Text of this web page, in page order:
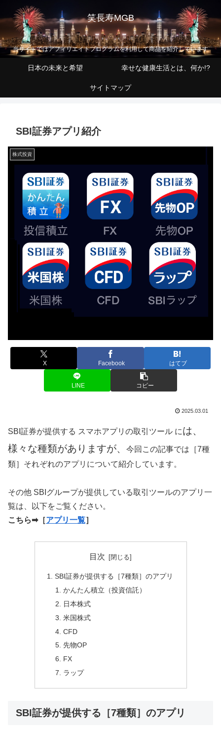
笑長寿MGB
当サイトではアフィリエイトプログラムを利用して商品を紹介しています
日本の未来と希望 幸せな健康生活とは、何か!?
サイトマップ
SBI証券アプリ紹介
株式投資
X Facebook はてブ
LINE コピー
2025.03.01
SBI証券が提供する スマホアプリの取引ツール には、
様々な種類がありますが、
今回この記事では［7種
類］それぞれのアプリについて紹介しています。
その他 SBIグループが提供している取引ツールのアプリ一
覧は、以下をご覧ください。
こちら➡［アプリ一覧］
目次
SBI証券が提供する［7種類］のアプリ
かんたん積立（投資信託）
日本株式
米国株式
CFD
先物OP
FX
ラップ
SBI証券が提供する［7種類］のアプリ